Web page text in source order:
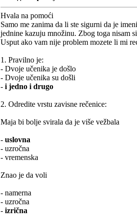
Hvala na pomoći
Samo me zanima da li ste sigurni da je
jednine kazuju množinu. Zbog toga nisam
Usput ako vam nije problem mozete li mi
1. Pravilno je:
- Dvoje učenika je došlo
- Dvoje učenika su došli
- i jedno i drugo
2. Odredite vrstu zavisne rečenice:
Maja bi bolje svirala da je više vežbala
- uslovna
- uzročna
- vremenska
Znao je da voli
- namerna
- uzročna
- izrična